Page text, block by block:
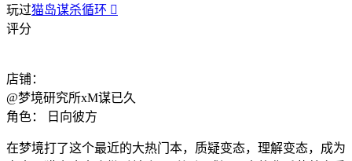
玩过猫岛谋杀循环 
评分
店铺：
@梦境研究所xM谋已久
角色：
日向彼方
在梦境打了这个最近的大热门本，质疑变态，理解变态，成为